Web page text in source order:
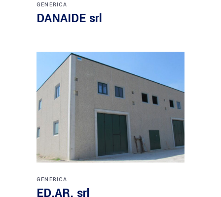
GENERICA
DANAIDE srl
GENERICA
ED.AR. srl